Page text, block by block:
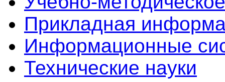
Прикладная
Информационные
Технические науки